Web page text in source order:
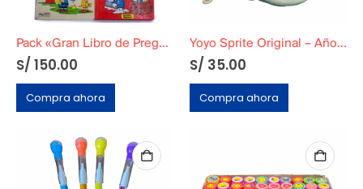
Pack «Gran Libro de Preguntas y Respuestas de Carlitos» Tomos del 1 al 4
S/ 150.00
Compra ahora
Yoyo Sprite Original – Años 80
S/ 35.00
Compra ahora